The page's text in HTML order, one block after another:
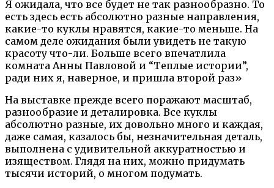
Я ожидала, что все будет не так разнообразно. То
есть здесь есть абсолютно разные направления,
какие-то куклы нравятся, какие-то меньше. На
самом деле ожидания были увидеть не такую
красоту что-ли. Больше всего впечатлила
комната Анны Павловой и “Теплые истории”,
ради них я, наверное, и пришла второй раз»
На выставке прежде всего поражают масштаб,
разнообразие и деталировка. Все куклы
абсолютно разные, их довольно много и каждая,
даже самая, казалось бы, незначительная деталь,
выполнена с удивительной аккуратностью и
изяществом. Глядя на них, можно придумать
тысячи историй, о многом подумать.